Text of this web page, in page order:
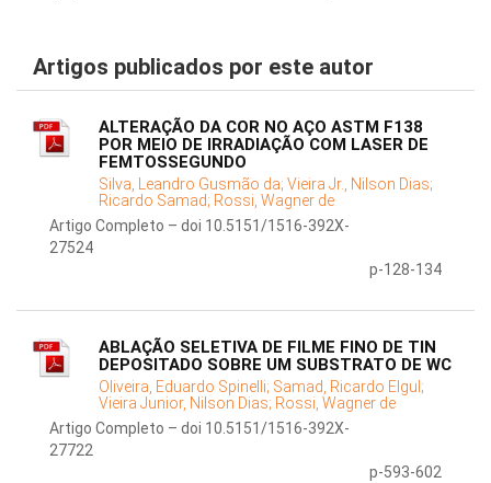
Artigos publicados por este autor
ALTERAÇÃO DA COR NO AÇO ASTM F138
POR MEIO DE IRRADIAÇÃO COM LASER DE
FEMTOSSEGUNDO
Silva, Leandro Gusmão da; Vieira Jr., Nilson Dias;
Ricardo Samad; Rossi, Wagner de
Artigo Completo – doi 10.5151/1516-392X-
27524
p-128-134
ABLAÇÃO SELETIVA DE FILME FINO DE TIN
DEPOSITADO SOBRE UM SUBSTRATO DE WC
Oliveira, Eduardo Spinelli; Samad, Ricardo Elgul;
Vieira Junior, Nilson Dias; Rossi, Wagner de
Artigo Completo – doi 10.5151/1516-392X-
27722
p-593-602